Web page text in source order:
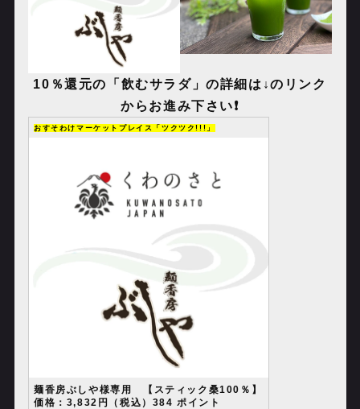
10％還元の「飲むサラダ」の詳細は↓のリンク
からお進み下さい❗️
おすそわけマーケットプレイス「ツクツク!!!」
麺香房ぶしや様専用 【スティック桑100％】
価格：3,832円（税込）384 ポイント